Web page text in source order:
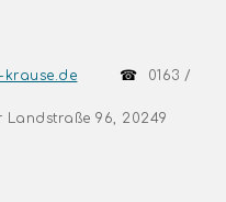
krause.de ☎ 0163 /
Landstraße 96, 20249